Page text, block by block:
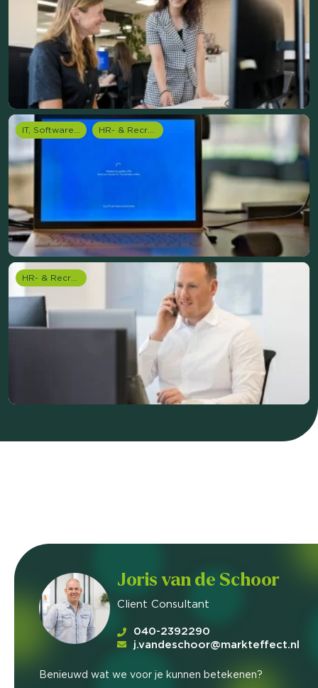
Joris van de Schoor
Client Consultant
040-2392290
j.vandeschoor@markteffect.nl
Benieuwd wat we voor je kunnen betekenen?